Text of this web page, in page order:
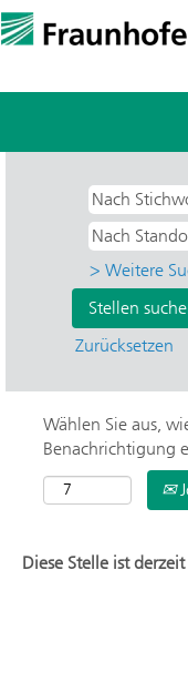
> Weitere
Zurücksetzen
Wählen Sie aus,
Benachrichtigung
Diese Stelle ist